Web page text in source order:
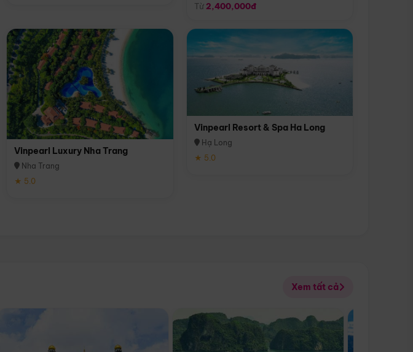
Từ 2,400,000đ
Vinpearl Luxury Nha Trang
Nha Trang
★ 5.0
Vinpearl Resort & Spa Ha Long
Hạ Long
★ 5.0
Xem tất cả